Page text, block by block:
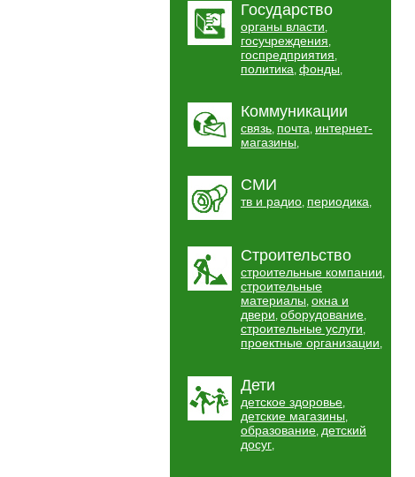
Государство
органы власти,
госучреждения,
госпредприятия,
политика, фонды,
Коммуникации
связь, почта, интернет-
магазины,
СМИ
тв и радио, периодика,
Строительство
строительные компании,
строительные
материалы, окна и
двери, оборудование,
строительные услуги,
проектные организации,
Дети
детское здоровье,
детские магазины,
образование, детский
досуг,